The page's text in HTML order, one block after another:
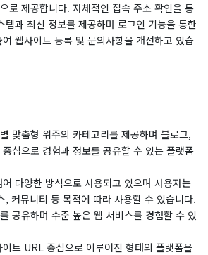
로 제공합니다. 자체적인 접속 주소 확인을 통
템과 최신 정보를 제공하며 로그인 기능을 통한
웹사이트 등록 및 문의사항을 개선하고 있습
맞춤형 위주의 카테고리를 제공하며 블로그,
심으로 경험과 정보를 공유할 수 있는 플랫폼
다양한 방식으로 사용되고 있으며 사용자는
, 커뮤니티 등 목적에 따라 사용할 수 있습니다.
공유하며 수준 높은 웹 서비스를 경험할 수 있
트 URL 중심으로 이루어진 형태의 플랫폼을